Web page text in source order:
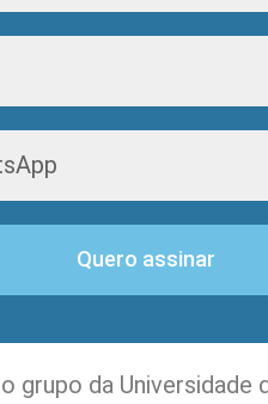
Quero assinar
grupo da Universidade